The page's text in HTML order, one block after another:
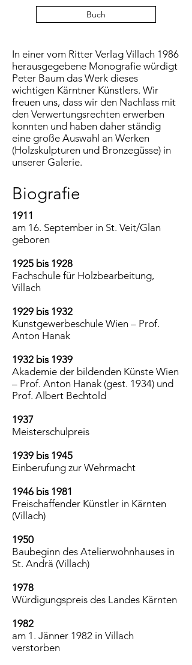
Buch
In einer vom Ritter Verlag Villach 1986
herausgegebene Monografie würdigt
Peter Baum das Werk dieses
wichtigen Kärntner Künstlers. Wir
freuen uns, dass wir den Nachlass mit
den Verwertungsrechten erwerben
konnten und haben daher ständig
eine große Auswahl an Werken
(Holzskulpturen und Bronzegüsse) in
unserer Galerie.
Biografie
1911
am 16. September in St. Veit/Glan
geboren
1925 bis 1928
Fachschule für Holzbearbeitung,
Villach
1929 bis 1932
Kunstgewerbeschule Wien – Prof.
Anton Hanak
1932 bis 1939
Akademie der bildenden Künste Wien
– Prof. Anton Hanak (gest. 1934) und
Prof. Albert Bechtold
1937
Meisterschulpreis
1939 bis 1945
Einberufung zur Wehrmacht
1946 bis 1981
Freischaffender Künstler in Kärnten
(Villach)
1950
Baubeginn des Atelierwohnhauses in
St. Andrä (Villach)
1978
Würdigungspreis des Landes Kärnten
1982
am 1. Jänner 1982 in Villach
verstorben